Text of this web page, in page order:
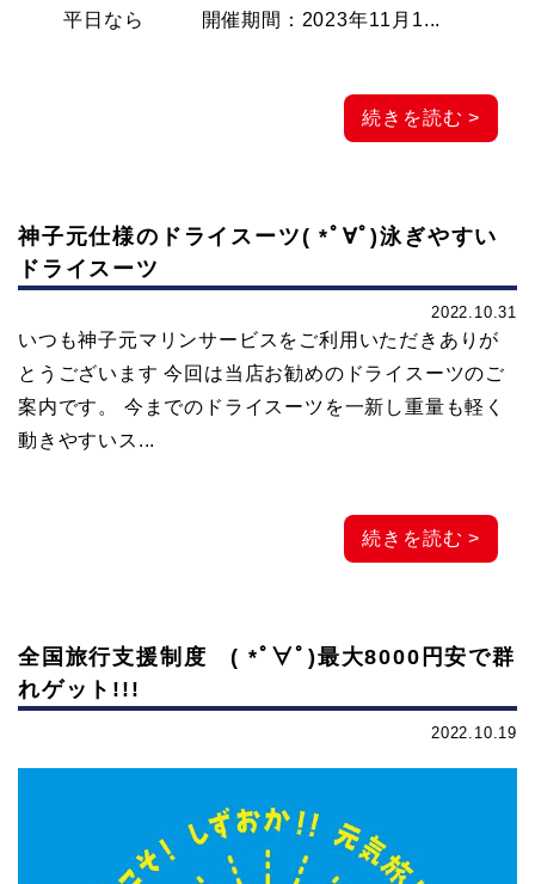
ー
ビ
ス
平日なら 開催期間：2023年11月1...
続きを読む >
神子元仕様のドライスーツ( *ﾟ∀ﾟ)泳ぎやすい
ドライスーツ
2022.10.31
いつも神子元マリンサービスをご利用いただきありが
とうございます 今回は当店お勧めのドライスーツのご
案内です。 今までのドライスーツを一新し重量も軽く
動きやすいス...
続きを読む >
全国旅行支援制度 ( *ﾟ∀ﾟ)最大8000円安で群
れゲット!!!
2022.10.19